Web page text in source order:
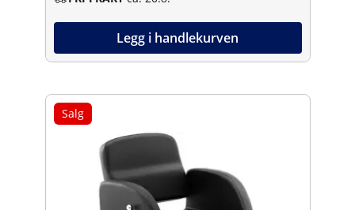
Legg i handlekurven
Salg